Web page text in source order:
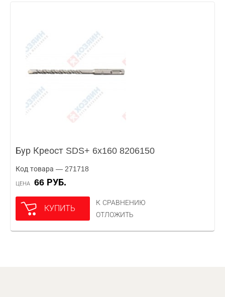
Бур Креост SDS+ 6x160 8206150
Код товара — 271718
ЦЕНА 66 РУБ.
КУПИТЬ
К СРАВНЕНИЮ
ОТЛОЖИТЬ